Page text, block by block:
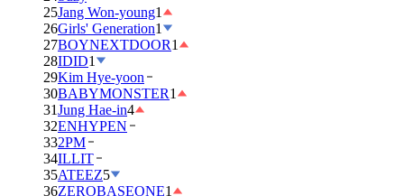
25Jang Won-young1
26Girls' Generation1
27BOYNEXTDOOR1
28IDID1
29Kim Hye-yoon
30BABYMONSTER1
31Jung Hae-in4
32ENHYPEN
332PM
34ILLIT
35ATEEZ5
36ZEROBASEONE1